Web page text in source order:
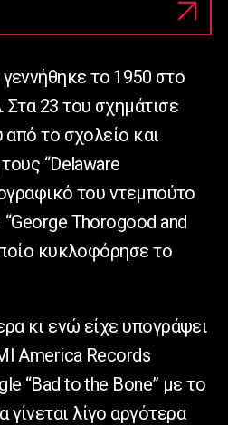
το 1950 στο
23 του σχημάτισε
από το σχολείο και
“Delaware
του ντεμπούτο
Thorogood and
κυκλοφόρησε το
κι ενώ είχε υπογράψει
America Records
“Bad to the Bone” με το
λίγο αργότερα